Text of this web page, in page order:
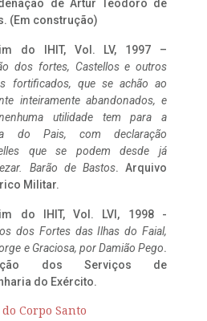
de Artur Teodoro de
(Em construção)
do IHIT, Vol. LV, 1997 –
dos fortes, Castellos e outros
fortificados, que se achão ao
inteiramente abandonados, e
utilidade tem para a
do Pais, com declaração
que se podem desde já
Barão de Bastos. Arquivo
Militar.
do IHIT, Vol. LVI, 1998 -
dos Fortes das Ilhas do Faial,
e Graciosa, por Damião Pego.
dos Serviços de
do Exército.
Corpo Santo